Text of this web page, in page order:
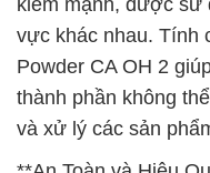
kiềm mạnh, được sử
vực khác nhau. Tính
Powder CA OH 2
thành phần không
và xử lý các sản